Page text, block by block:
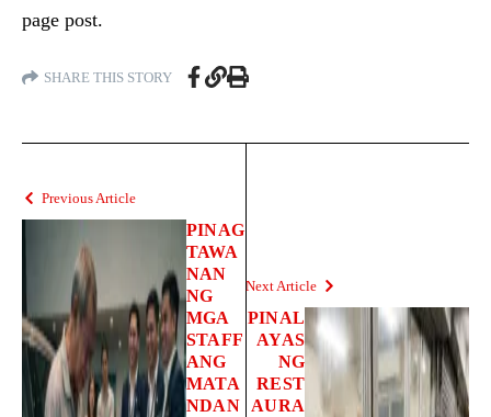
page post.
SHARE THIS STORY
Previous Article
PINAG
TAWA
NAN
NG
MGA
STAFF
ANG
MATA
NDAN
Next Article
PINAL
AYAS
NG
REST
AURA